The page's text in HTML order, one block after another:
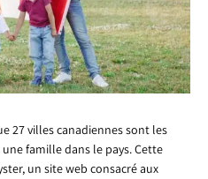
27 villes canadiennes sont les
famille dans le pays. Cette
un site web consacré aux